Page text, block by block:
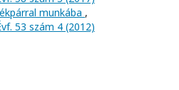
munkába ,
53 szám 4 (2012)